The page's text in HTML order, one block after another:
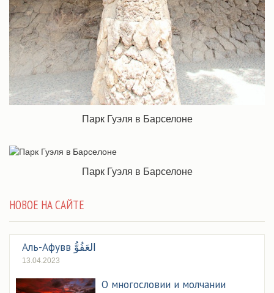
Парк Гуэля в Барселоне
Парк Гуэля в Барселоне
НОВОЕ НА САЙТЕ
Аль-Афувв العَفُوُّ
13.04.2023
О многословии и молчании